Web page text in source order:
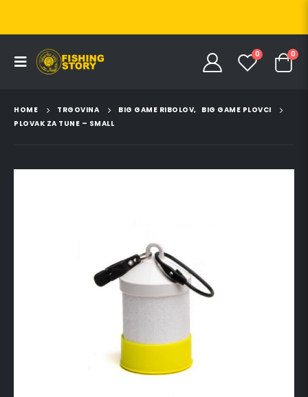
0 0
HOME TRGOVINA BIG GAME RIBOLOV, BIG GAME PLOVCI
PLOVAK ZA TUNE – SMALL